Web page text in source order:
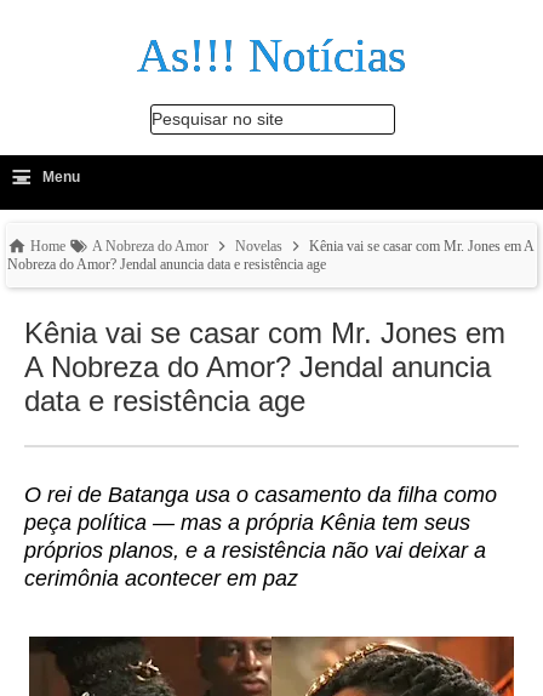
As!!! Notícias
Pesquisar no site
-
≡ Menu
Home A Nobreza do Amor Novelas
Kênia vai se casar com Mr. Jones em A
Nobreza do Amor? Jendal anuncia data e resistência age
Kênia vai se casar com Mr. Jones em
A Nobreza do Amor? Jendal anuncia
data e resistência age
O rei de Batanga usa o casamento da filha como
peça política — mas a própria Kênia tem seus
próprios planos, e a resistência não vai deixar a
cerimônia acontecer em paz